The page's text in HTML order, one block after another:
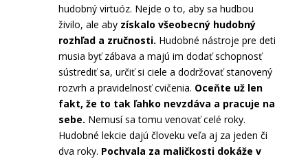
hudobný virtuóz. Nejde o to, aby sa hudbou
živilo, ale aby získalo všeobecný hudobný
rozhľad a zručnosti. Hudobné nástroje pre deti
musia byť zábava a majú im dodať schopnosť
sústrediť sa, určiť si ciele a dodržovať stanovený
rozvrh a pravidelnosť cvičenia. Oceňte už len
fakt, že to tak ľahko nevzdáva a pracuje na
sebe. Nemusí sa tomu venovať celé roky.
Hudobné lekcie dajú človeku veľa aj za jeden či
dva roky. Pochvala za maličkosti dokáže v